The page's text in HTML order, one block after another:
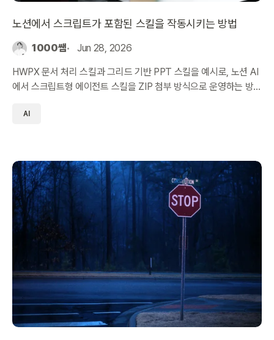
노션에서 스크립트가 포함된 스킬을 작동시키는 방법
1000쌤 Jun 28, 2026
HWPX 문서 처리 스킬과 그리드 기반 PPT 스킬을 예시로, 노션 AI
에서 스크립트형 에이전트 스킬을 ZIP 첨부 방식으로 운영하는 방
AI